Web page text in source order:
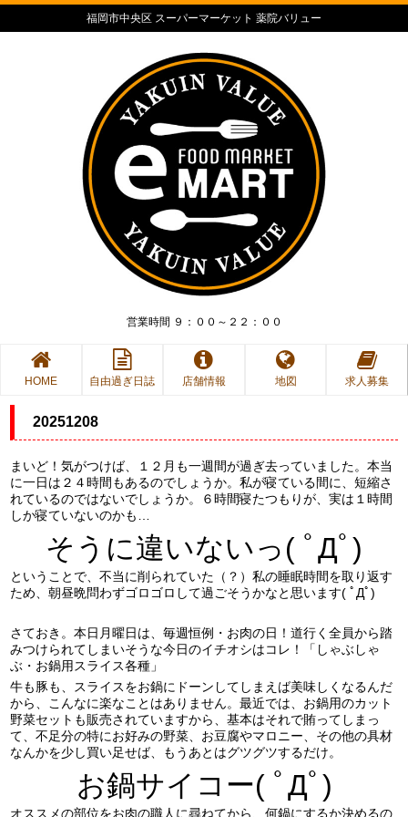
福岡市中央区 スーパーマーケット 薬院バリュー
営業時間 ９：００～２２：００
HOME 自由過ぎ日誌 店舗情報 地図 求人募集
20251208
まいど！気がつけば、１２月も一週間が過ぎ去っていました。本当
に一日は２４時間もあるのでしょうか。私が寝ている間に、短縮さ
れているのではないでしょうか。６時間寝たつもりが、実は１時間
しか寝ていないのかも…
そうに違いないっ( ﾟДﾟ)
ということで、不当に削られていた（？）私の睡眠時間を取り返す
ため、朝昼晩問わずゴロゴロして過ごそうかなと思います( ﾟДﾟ)
さておき。本日月曜日は、毎週恒例・お肉の日！道行く全員から踏
みつけられてしまいそうな今日のイチオシはコレ！「しゃぶしゃ
ぶ・お鍋用スライス各種」
牛も豚も、スライスをお鍋にドーンしてしまえば美味しくなるんだ
から、こんなに楽なことはありません。最近では、お鍋用のカット
野菜セットも販売されていますから、基本はそれで賄ってしまっ
て、不足分の特にお好みの野菜、お豆腐やマロニー、その他の具材
なんかを少し買い足せば、もうあとはグツグツするだけ。
お鍋サイコー( ﾟДﾟ)
オススメの部位をお肉の職人に尋ねてから、何鍋にするか決めるの